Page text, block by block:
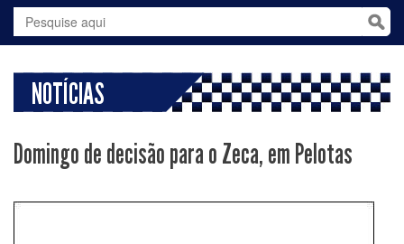
NOTÍCIAS
Domingo de decisão para o Zeca, em Pelotas